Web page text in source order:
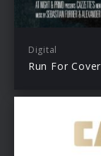
Digital
Run For Cover